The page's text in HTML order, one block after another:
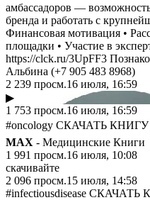
амбассадоров —
бренда и работать с
Финансовая мотивация •
площадки • Участие в
https://clck.ru/3UpFF3
Альбина (+7 905 483 8968)
2 239 просм.16 июля, 16:59
▶
1 753 просм.16 июля, 16:59
#oncology СКАЧАТЬ КНИГУ
MAX - Медицинские Книги
1 991 просм.16 июля, 10:08
скачивайте
2 096 просм.15 июля, 14:58
#infectiousdisease СКАЧАТЬ